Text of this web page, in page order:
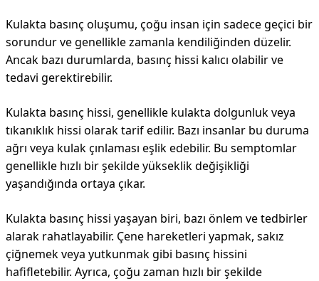
Kulakta basınç oluşumu, çoğu insan için sadece geçici bir
sorundur ve genellikle zamanla kendiliğinden düzelir.
Ancak bazı durumlarda, basınç hissi kalıcı olabilir ve
tedavi gerektirebilir.
Kulakta basınç hissi, genellikle kulakta dolgunluk veya
tıkanıklık hissi olarak tarif edilir. Bazı insanlar bu duruma
ağrı veya kulak çınlaması eşlik edebilir. Bu semptomlar
genellikle hızlı bir şekilde yükseklik değişikliği
yaşandığında ortaya çıkar.
Kulakta basınç hissi yaşayan biri, bazı önlem ve tedbirler
alarak rahatlayabilir. Çene hareketleri yapmak, sakız
çiğnemek veya yutkunmak gibi basınç hissini
hafifletebilir. Ayrıca, çoğu zaman hızlı bir şekilde